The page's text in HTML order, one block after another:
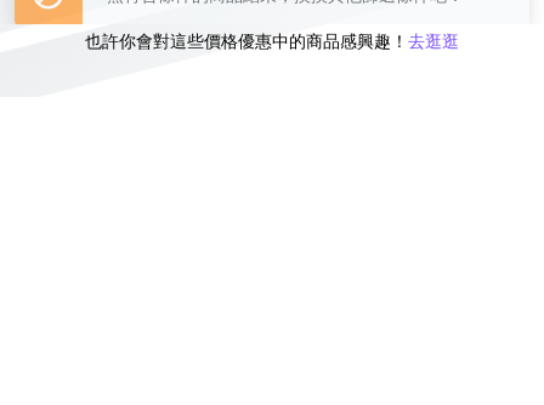
也許你會對這些價格優惠中的商品感興趣！ 去逛逛